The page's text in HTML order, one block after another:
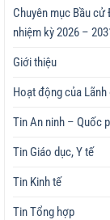
Chuyên mục Bầu
nhiệm kỳ 2026 –
Giới thiệu
Hoạt động của Lãnh
Tin An ninh – Quốc
Tin Giáo dục, Y tế
Tin Kinh tế
Tin Tổng hợp